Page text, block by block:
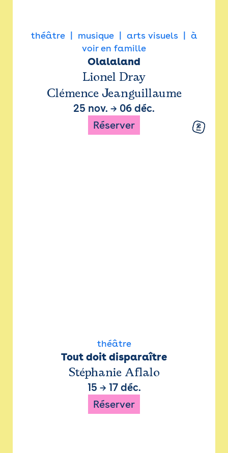
théâtre musique arts visuels
à
voir en famille
Olalaland
Lionel Dray
Clémence Jeanguillaume
25 nov. → 06 déc.
Réserver
théâtre
Tout doit disparaître
Stéphanie Aflalo
15 → 17 déc.
Réserver